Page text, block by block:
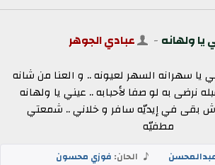
يا ولهانه - عبادي الجوهر
يا سهرانه السهر لعيونه .. و العنا من شانه
نرضى به لو صفا لأحبابه .. عيني يا ولهانه
وش بقى في إيديّه سافر و خلاني .. شمعتي
مطفيّه
الحان: فوزي محسون